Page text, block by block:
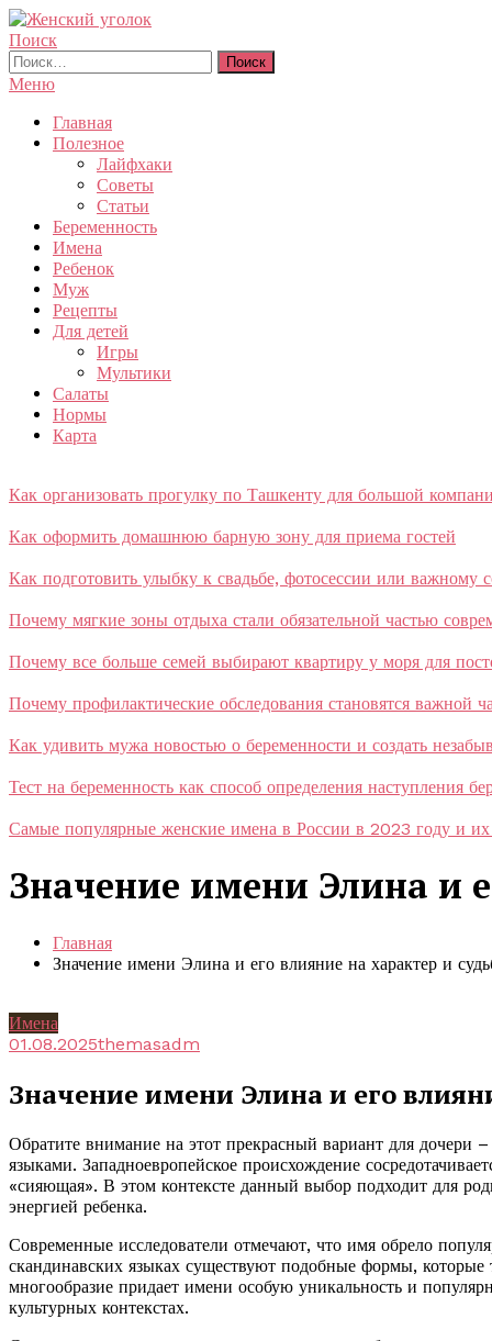
Перейти
к
содержимому
Женский уголок
Поиск
Найти:
Меню
Главная
Полезное
Лайфхаки
Советы
Статьи
Беременность
Имена
Ребенок
Муж
Рецепты
Для детей
Игры
Мультики
Салаты
Нормы
Карта
Как организовать прогулку по Ташкенту для большой
Как оформить домашнюю барную зону для приема гостей
Как подготовить улыбку к свадьбе, фотосессии или важному
Почему мягкие зоны отдыха стали обязательной частью
Почему все больше семей выбирают квартиру у моря для
Почему профилактические обследования становятся важной
Как удивить мужа новостью о беременности и создать
Тест на беременность как способ определения наступления
Самые популярные женские имена в России в 2023 году и их
Значение имени Элина и
Главная
Значение имени Элина и его влияние на характер и
Имена
01.08.2025themasadm
Значение имени Элина и его
Обратите внимание на этот прекрасный вариант для дочери
языками. Западноевропейское происхождение
«сияющая». В этом контексте данный выбор подходит для
энергией ребенка.
Современные исследователи отмечают, что имя обрело
скандинавских языках существуют подобные формы,
многообразие придает имени особую уникальность и
культурных контекстах.